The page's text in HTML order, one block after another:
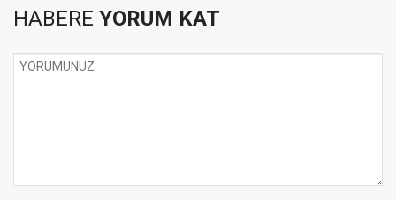
HABERE YORUM KAT